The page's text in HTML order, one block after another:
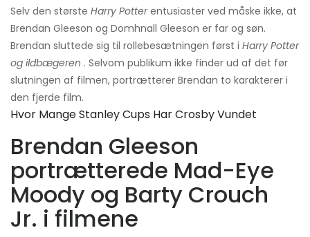
Selv den største Harry Potterentusiaster ved måske ikke, at
Brendan Gleeson og Domhnall Gleeson er far og søn.
Brendan sluttede sig til rollebesætningen først i Harry Potter
og ildbægeren . Selvom publikum ikke finder ud af det før
slutningen af ​​filmen, portrætterer Brendan to karakterer i
den fjerde film.
Hvor Mange Stanley Cups Har Crosby Vundet
Brendan Gleeson
portrætterede Mad-Eye
Moody og Barty Crouch
Jr. i filmene